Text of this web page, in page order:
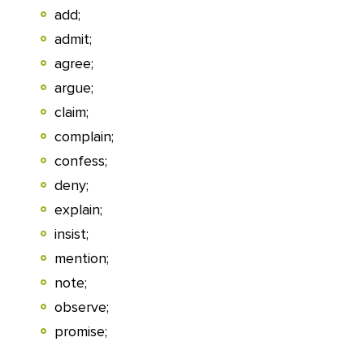
add;
admit;
agree;
argue;
claim;
complain;
confess;
deny;
explain;
insist;
mention;
note;
observe;
promise;